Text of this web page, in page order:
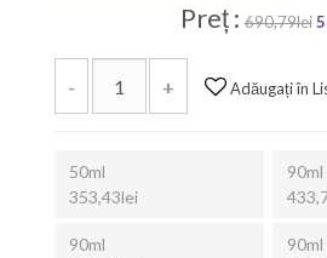
Preț :690,79lei
- + Adăugați în
50ml
353,43lei
90ml
90ml
90ml